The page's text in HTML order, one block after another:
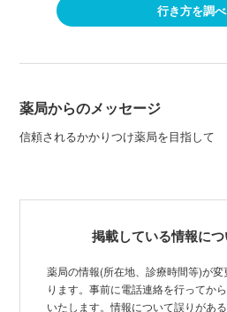
行き方を調
薬局からのメッセージ
信頼されるかかりつけ薬局を目指して
掲載している情報に
薬局の情報(所在地、診療時間等)が
ります。事前に電話連絡を行ってか
いたします。情報について誤りがあ